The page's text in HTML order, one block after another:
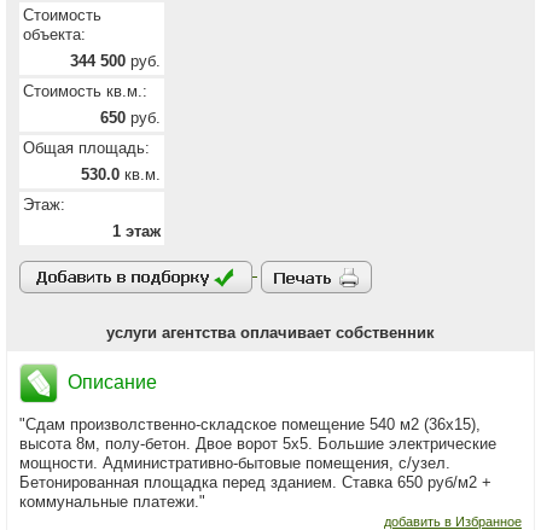
Стоимость
объекта:
344 500 руб.
Стоимость кв.м.:
650 руб.
Общая площадь:
530.0 кв.м.
Этаж:
1 этаж
услуги агентства оплачивает собственник
Описание
"Сдам произволственно-складское помещение 540 м2 (36х15),
высота 8м, полу-бетон. Двое ворот 5х5. Большие электрические
мощности. Административно-бытовые помещения, с/узел.
Бетонированная площадка перед зданием. Ставка 650 руб/м2 +
коммунальные платежи."
добавить в Избранное